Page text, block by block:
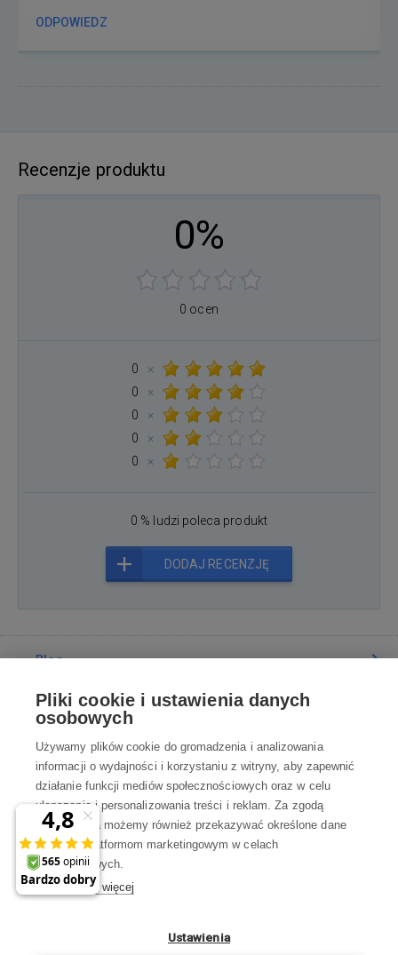
ODPOWIEDZ
Recenzje produktu
0%
0 ocen
0
×
0
×
0
×
0
×
0
×
0 % ludzi poleca produkt
DODAJ RECENZJĘ
Blog
Poradnia
Wszystko o zakupach
Kontakt
Skontaktuj się z Nami
Pon-Pt 8:00—17:00
na pierwsze zakupy?
Pliki cookie i ustawienia danych
osobowych
Używamy plików cookie do gromadzenia i analizowania
informacji o wydajności i korzystaniu z witryny, aby zapewnić
działanie funkcji mediów społecznościowych oraz w celu
ulepszania i personalizowania treści i reklam. Za zgodą
użytkownika możemy również przekazywać określone dane
osobowe platformom marketingowym w celach
marketingowych.
Dowiedz się więcej
Ustawienia